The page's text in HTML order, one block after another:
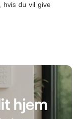
hvis du vil give